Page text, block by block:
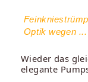
Optik wegen ...
Wieder das
elegante